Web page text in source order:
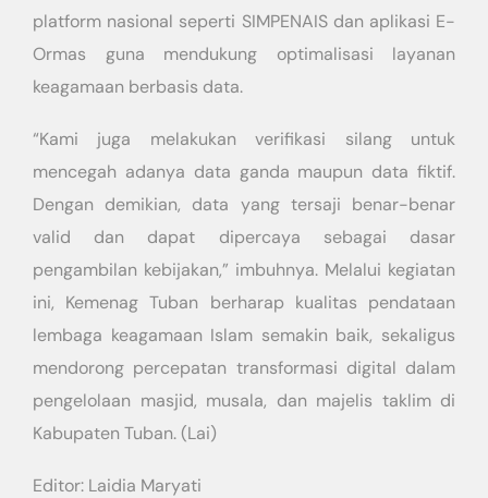
platform nasional seperti SIMPENAIS dan aplikasi E-
Ormas guna mendukung optimalisasi layanan
keagamaan berbasis data.
“Kami juga melakukan verifikasi silang untuk
mencegah adanya data ganda maupun data fiktif.
Dengan demikian, data yang tersaji benar-benar
valid dan dapat dipercaya sebagai dasar
pengambilan kebijakan,” imbuhnya. Melalui kegiatan
ini, Kemenag Tuban berharap kualitas pendataan
lembaga keagamaan Islam semakin baik, sekaligus
mendorong percepatan transformasi digital dalam
pengelolaan masjid, musala, dan majelis taklim di
Kabupaten Tuban. (Lai)
Editor: Laidia Maryati